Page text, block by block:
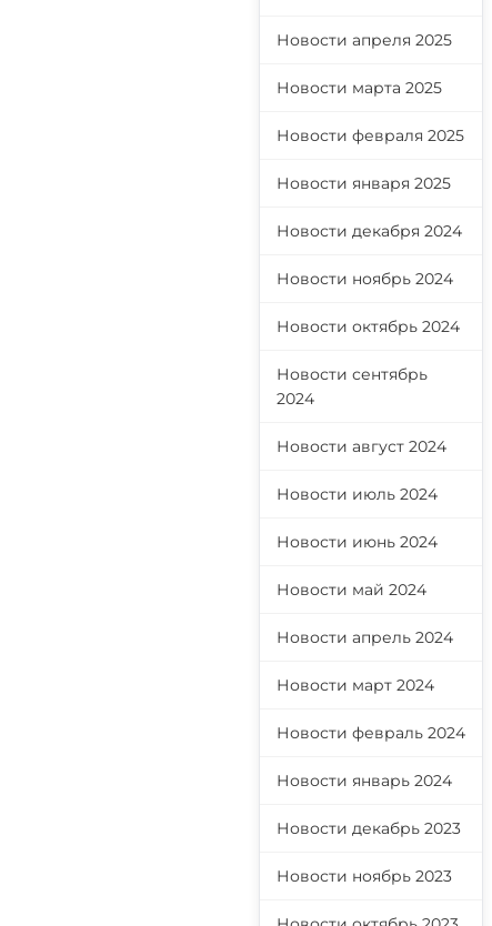
Новости апреля 2025
Новости марта 2025
Новости февраля 2025
Новости января 2025
Новости декабря 2024
Новости ноябрь 2024
Новости октябрь 2024
Новости сентябрь
2024
Новости август 2024
Новости июль 2024
Новости июнь 2024
Новости май 2024
Новости апрель 2024
Новости март 2024
Новости февраль 2024
Новости январь 2024
Новости декабрь 2023
Новости ноябрь 2023